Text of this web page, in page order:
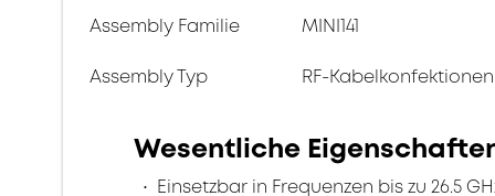
Assembly Familie MINI141
Assembly Typ RF-Kabelkonfektionen
Wesentliche
Einsetzbar in Frequenzen bis zu 26.5